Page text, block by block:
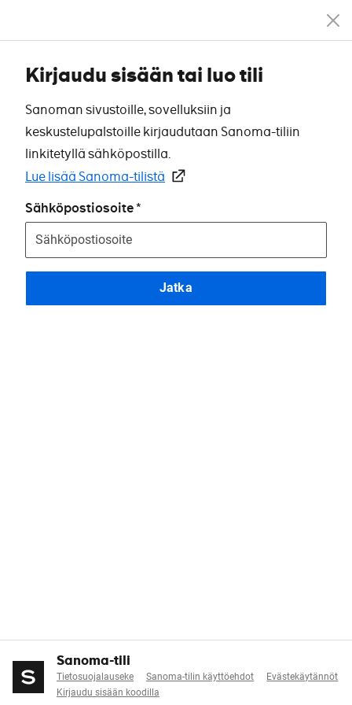
Kirjaudu sisään tai luo tili
Sanoman sivustoille, sovelluksiin ja
keskustelupalstoille kirjaudutaan Sanoma-tiliin
linkitetyllä sähköpostilla.
Lue lisää Sanoma-tilistä
Sähköpostiosoite
Jatka
Sanoma-tili
Tietosuojalauseke Sanoma-tilin käyttöehdot
Evästekäytännöt
Kirjaudu sisään koodilla